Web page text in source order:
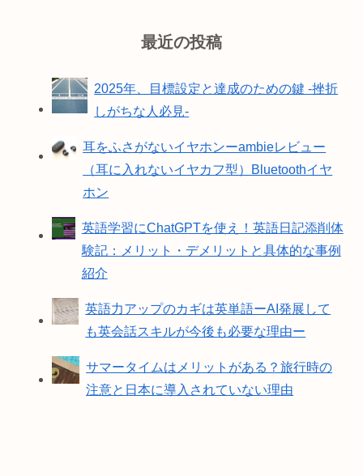
最近の投稿
2025年、目標設定と達成のための鍵 -挫折
しがちな人必見-
耳をふさがないイヤホンーambieレビュー
（耳に入れないイヤカフ型）Bluetoothイヤ
ホン
英語学習にChatGPTを使え！英語日記添削体
験記：メリット・デメリットと具体的な事例
紹介
英語力アップのカギは英単語ーAI発展して
も英会話スキルが今後も必要な理由ー
サマータイムはメリットがある？旅行時の
注意と日本に導入されていない理由